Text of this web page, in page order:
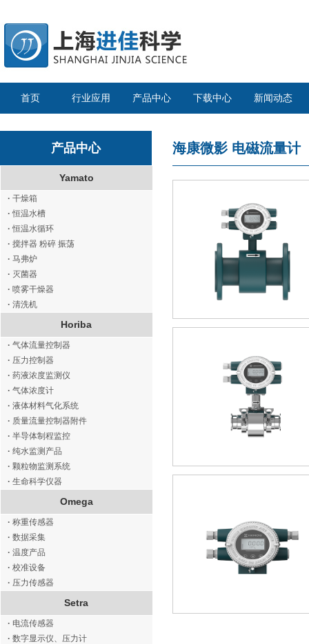
首页 行业应用 产品中心 下载中心 新闻动态
产品中心
Yamato
· 干燥箱
· 恒温水槽
· 恒温水循环
· 搅拌器 粉碎 振荡
· 马弗炉
· 灭菌器
· 喷雾干燥器
· 清洗机
Horiba
· 气体流量控制器
· 压力控制器
· 药液浓度监测仪
· 气体浓度计
· 液体材料气化系统
· 质量流量控制器附件
· 半导体制程监控
· 纯水监测产品
· 颗粒物监测系统
· 生命科学仪器
Omega
· 称重传感器
· 数据采集
· 温度产品
· 校准设备
· 压力传感器
Setra
· 电流传感器
· 数字显示仪、压力计
海康微影 电磁流量计